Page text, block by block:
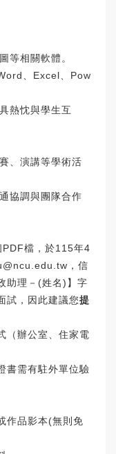
相關軟體。
、Excel、Pow
熱忱與學生互
、演講等學術活
協調與團隊合作
PDF檔，於115年4
，信
助理－(姓名)】字
試，因此建議您提
（辦公室、住家電
書需有駐外單位驗
作品影本(無則免